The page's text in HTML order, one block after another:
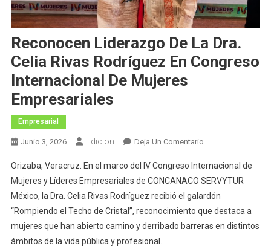
Reconocen Liderazgo De La Dra.
Celia Rivas Rodríguez En Congreso
Internacional De Mujeres
Empresariales
Empresarial
Junio 3, 2026 Edicion Deja Un ComentarioEn
Liderazgo
De
La
Dra.
Celia
Orizaba, Veracruz. En el marco del IV Congreso Internacional de
Mujeres y Líderes Empresariales de CONCANACO SERVYTUR
México, la Dra. Celia Rivas Rodríguez recibió el galardón
“Rompiendo el Techo de Cristal”, reconocimiento que destaca a
mujeres que han abierto camino y derribado barreras en distintos
ámbitos de la vida pública y profesional.